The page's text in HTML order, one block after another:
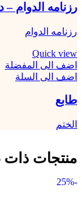
رزنامه الدوام
رزنامه الدوام
Quick view
اضف الى المفضلة
اضف الى السلة
طابع
الختم
منتجات ذات
-25%